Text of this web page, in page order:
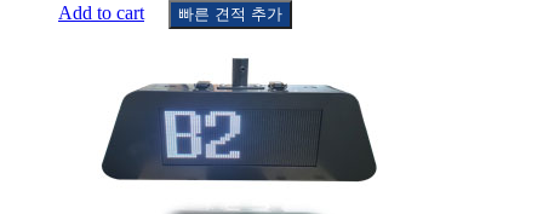
Add to cart 빠른 견적 추가